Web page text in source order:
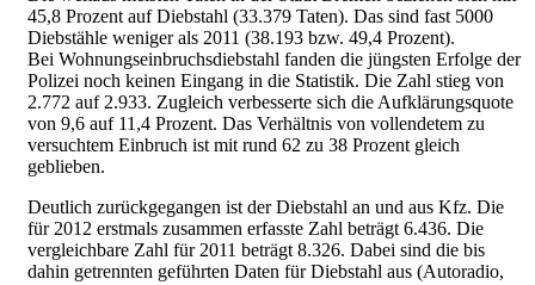
45,8 Prozent auf Diebstahl (33.379 Taten). Das sind fast 5000
Diebstähle weniger als 2011 (38.193 bzw. 49,4 Prozent).
Bei Wohnungseinbruchsdiebstahl fanden die jüngsten Erfolge der
Polizei noch keinen Eingang in die Statistik. Die Zahl stieg von
2.772 auf 2.933. Zugleich verbesserte sich die Aufklärungsquote
von 9,6 auf 11,4 Prozent. Das Verhältnis von vollendetem zu
versuchtem Einbruch ist mit rund 62 zu 38 Prozent gleich
geblieben.
Deutlich zurückgegangen ist der Diebstahl an und aus Kfz. Die
für 2012 erstmals zusammen erfasste Zahl beträgt 6.436. Die
vergleichbare Zahl für 2011 beträgt 8.326. Dabei sind die bis
dahin getrennten geführten Daten für Diebstahl aus (Autoradio,